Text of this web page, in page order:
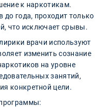
к наркотикам.
до года, проходит только
что исключает срывы.
врачи используют
изменить сознание
на уровне
занятий,
конкретной цели.